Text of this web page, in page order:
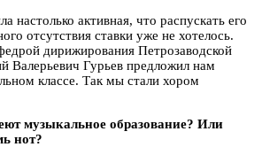
настолько активная, что распускать его
отсутствия ставки уже не хотелось.
дирижирования Петрозаводской
Валерьевич Гурьев предложил нам
классе. Так мы стали хором
музыкальное образование? Или
нот?